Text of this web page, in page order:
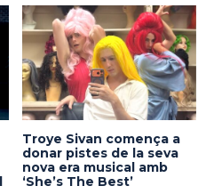
Troye Sivan comença a
donar pistes de la seva
nova era musical amb
‘She’s The Best’